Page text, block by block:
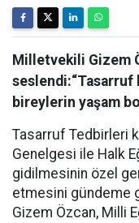
Milletvekili Gizem
bireylerin yaşam
Tasarruf Tedbirleri
Genelgesi ile Halk
gidilmesinin özel
etmesini gündeme
Gizem Özcan, Milli